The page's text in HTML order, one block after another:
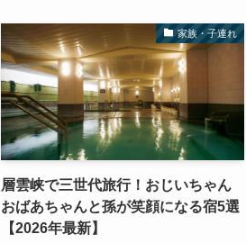
家族・子連れ
層雲峡で三世代旅行！おじいちゃん
おばあちゃんと孫が笑顔になる宿5選
【2026年最新】